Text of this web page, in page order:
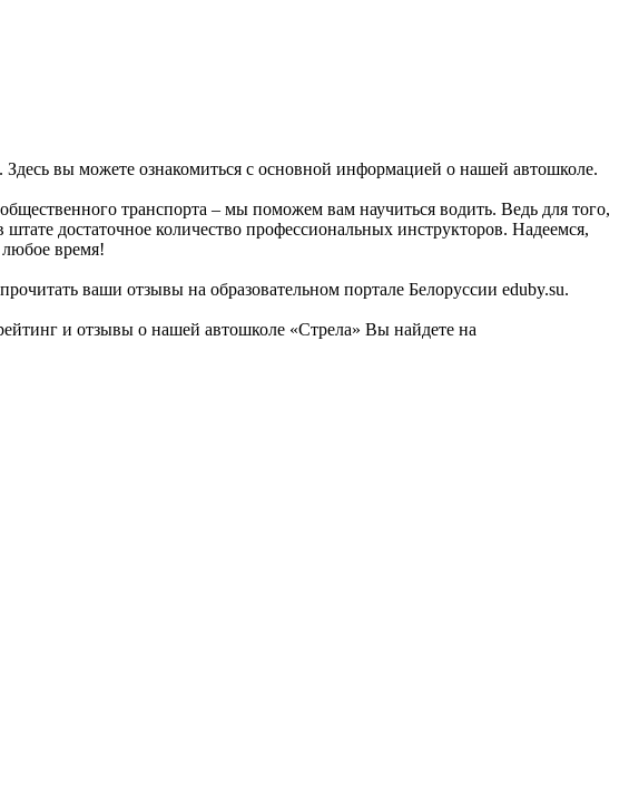
вы можете ознакомиться с основной информацией о нашей автошколе.
транспорта – мы поможем вам научиться водить. Ведь для того,
достаточное количество профессиональных инструкторов. Надеемся,
время!
ваши отзывы на образовательном портале Белоруссии eduby.su.
и отзывы о нашей автошколе «Стрела» Вы найдете на